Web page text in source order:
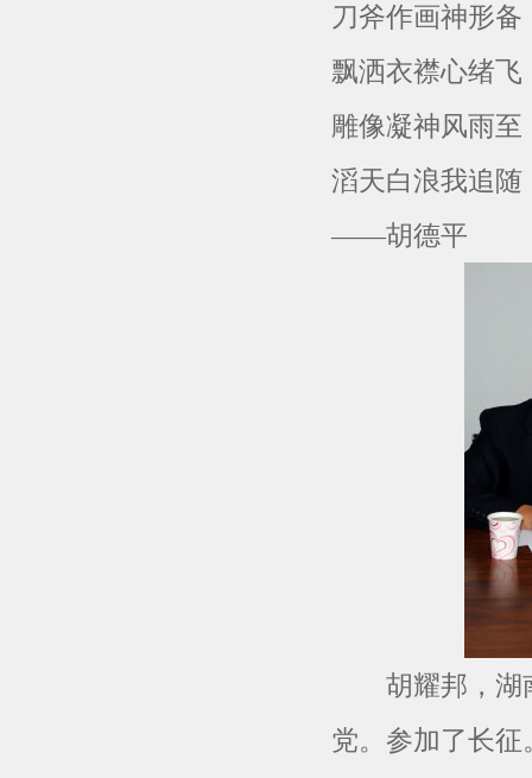
刀斧作画神形备
飘洒衣襟心绪飞
雕像凝神风雨至
滔天白浪我追随
——胡德平
胡耀邦，湖南
党。参加了长